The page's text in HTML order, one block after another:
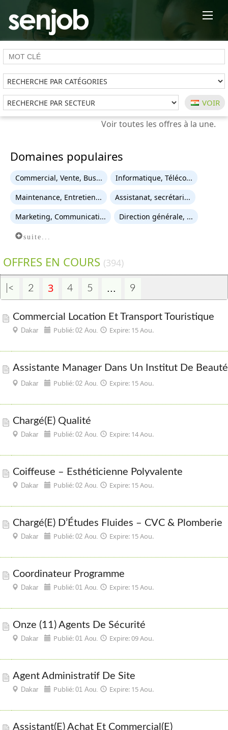
Domaines populaires
Commercial, Vente, Bus...
Informatique, Téléco...
Maintenance, Entretien...
Assistanat, secrétari...
Marketing, Communicati...
Direction générale, ...
suite...
OFFRES EN COURS (394)
|< 2 3 4 5 ... 9
Commercial Location Et Transport Touristique
Dakar Publié: 02 Aou. Expire: 15 Aou.
Assistante Manager Dans Un Institut De Beauté
Dakar Publié: 02 Aou. Expire: 15 Aou.
Chargé(e) Qualité
Dakar Publié: 02 Aou. Expire: 14 Aou.
Coiffeuse – Esthéticienne Polyvalente
Dakar Publié: 02 Aou. Expire: 15 Aou.
Chargé(e) D’Études Fluides – CVC & Plomberie
Dakar Publié: 02 Aou. Expire: 15 Aou.
Coordinateur Programme
Dakar Publié: 01 Aou. Expire: 15 Aou.
Onze (11) Agents De Sécurité
Dakar Publié: 01 Aou. Expire: 09 Aou.
Agent Administratif De Site
Dakar Publié: 01 Aou. Expire: 15 Aou.
Assistant(e) Achat Et Commercial(e)
×